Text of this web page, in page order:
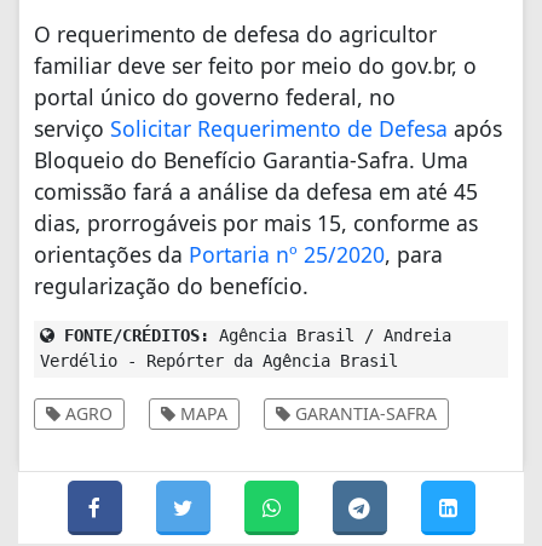
O requerimento de defesa do agricultor
familiar deve ser feito por meio do gov.br, o
portal único do governo federal, no
serviço Solicitar Requerimento de Defesa após
Bloqueio do Benefício Garantia-Safra. Uma
comissão fará a análise da defesa em até 45
dias, prorrogáveis por mais 15, conforme as
orientações da Portaria nº 25/2020, para
regularização do benefício.
FONTE/CRÉDITOS:
Agência Brasil / Andreia
Verdélio - Repórter da Agência Brasil
AGRO MAPA GARANTIA-SAFRA